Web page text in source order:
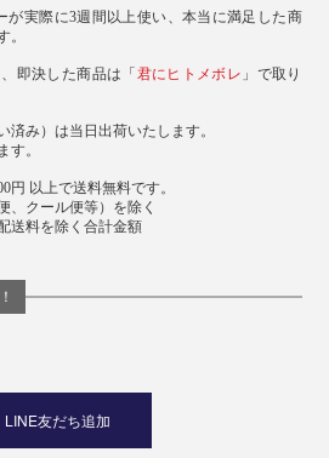
が実際に3週間以上使い、本当に満足した商
。
即決した商品は「 君にヒトメボレ 」で取り
済み）は当日出荷いたします。
す。
円 以上で送料無料です。
、クール便等）を除く
送料を除く合計金額
LINE友だち追加